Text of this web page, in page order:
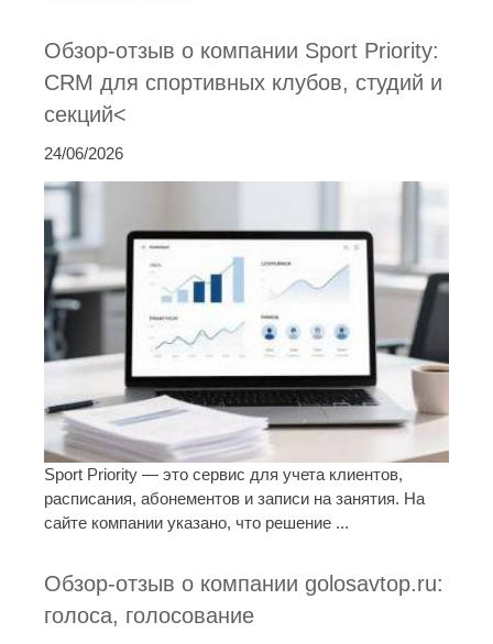
Обзор-отзыв о компании Sport Priority:
CRM для спортивных клубов, студий и
секций<
24/06/2026
Sport Priority — это сервис для учета клиентов,
расписания, абонементов и записи на занятия. На
сайте компании указано, что решение ...
Обзор-отзыв о компании golosavtop.ru:
голоса, голосование